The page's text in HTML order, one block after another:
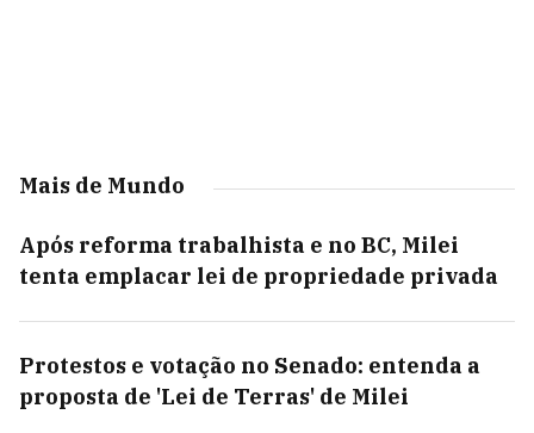
Mais de Mundo
Após reforma trabalhista e no BC, Milei
tenta emplacar lei de propriedade privada
Protestos e votação no Senado: entenda a
proposta de 'Lei de Terras' de Milei